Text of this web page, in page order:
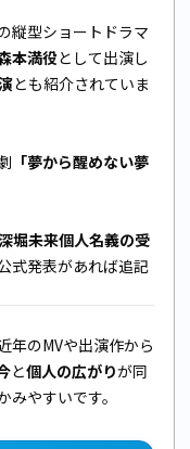
縦型ショートドラマ
本満役として出演し
とも紹介されていま
「夢から醒めない夢
堀未来個人名義の受
式発表があれば追記
年のMVや出演作から
と個人の広がりが同
やすいです。